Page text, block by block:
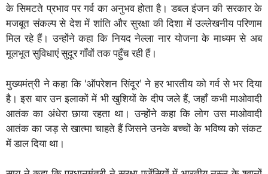
के सिमटते प्रभाव पर गर्व का अनुभव होता है। डबल इंजन की सरकार के
मजबूत संकल्प से देश में शांति और सुरक्षा की दिशा में उल्लेखनीय परिणाम
मिल रहे हैं। उन्होंने कहा कि नियद नेल्ला नार योजना के माध्यम से अब
मूलभूत सुविधाएं सुदूर गाँवों तक पहुँच रही हैं।
मुख्यमंत्री ने कहा कि ‘ऑपरेशन सिंदूर’ ने हर भारतीय को गर्व से भर दिया
है। इस बार उन इलाकों में भी खुशियों के दीप जले हैं, जहाँ कभी माओवादी
आतंक का अंधेरा छाया रहता था। उन्होंने कहा कि लोग उस माओवादी
आतंक का जड़ से खात्मा चाहते हैं जिसने उनके बच्चों के भविष्य को संकट
में डाल दिया था।